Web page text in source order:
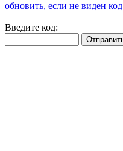
обновить, если не виден код
Введите код: